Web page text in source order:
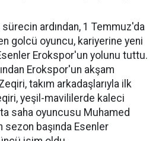
sürecin ardından, 1 Temmuz'da
golcü oyuncu, kariyerine yeni
Erokspor'un yolunu tuttu.
Erokspor'un akşam
takım arkadaşlarıyla ilk
yeşil-mavililerde kaleci
saha oyuncusu Muhamed
sezon başında Esenler